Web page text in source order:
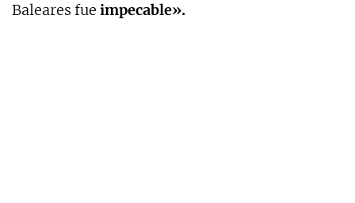
Baleares fue impecable».